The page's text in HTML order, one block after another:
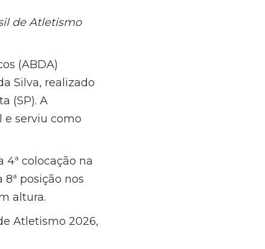
de Atletismo
(ABDA)
Silva, realizado
(SP). A
serviu como
colocação na
posição nos
altura.
Atletismo 2026,